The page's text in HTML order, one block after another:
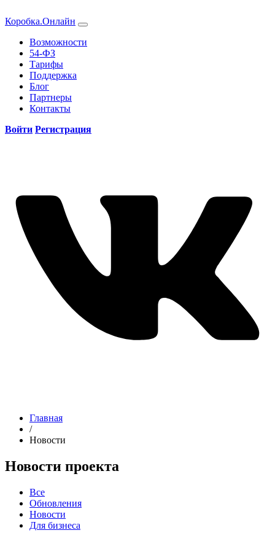
Коробка.Онлайн
Возможности
54-ФЗ
Тарифы
Поддержка
Блог
Партнеры
Контакты
Войти Регистрация
Главная
/
Новости
Новости проекта
Все
Обновления
Новости
Для бизнеса